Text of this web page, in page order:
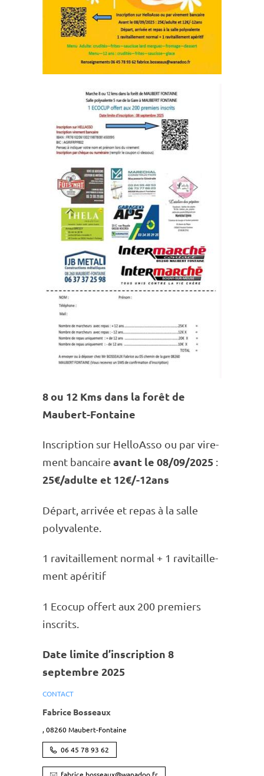
8 ou 12 Kms dans la forêt de
Maubert-Fontaine
Inscrip­tion sur HelloAsso ou par vire­
ment bancaire avant le 08/09/2025 :
25€/adulte et 12€/-12ans
Départ, arri­vée et repas à la salle
poly­va­lente.
1 ravi­taille­ment normal + 1 ravi­taille­
ment apéri­tif
1 Ecocup offert aux 200 premiers
inscrits.
Date limite d’inscrip­tion 8
septembre 2025
CONTACT
Fabrice Bosseaux
, 08260 Maubert-Fontaine
06 45 78 93 62